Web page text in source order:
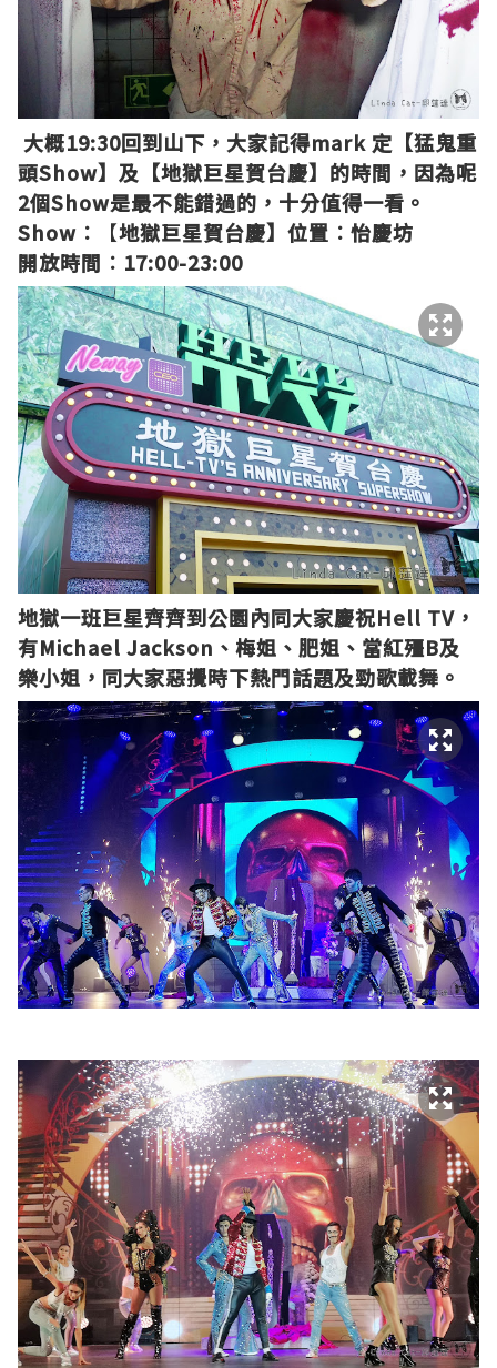
大概19:30回到山下，大家記得mark 定【猛鬼重
頭Show】及【地獄巨星賀台慶】的時間，因為呢
2個Show是最不能錯過的，十分值得一看。
Show︰
【地獄巨星賀台慶】 位置︰怡慶坊
開放時間︰17:00-23:00
地獄一班巨星齊齊到公園內同大家慶祝Hell TV，
有Michael Jackson、梅姐、肥姐、當紅殭B及
樂小姐，同大家惡攪時下熱門話題及勁歌載舞。